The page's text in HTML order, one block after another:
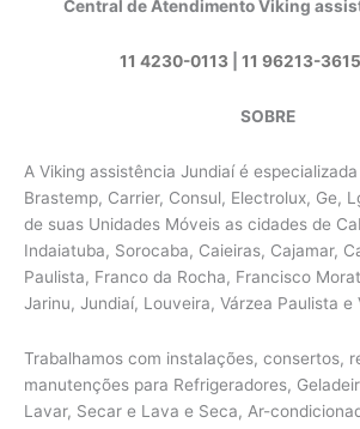
Central de Atendimento Viking
11 4230-0113| 11 96213-3615
SOBRE
A Viking assistência Jundiaí é
Brastemp, Carrier, Consul, Electrolux, Ge,
de suas Unidades Móveis as cidades de
Indaiatuba, Sorocaba, Caieiras, Cajamar,
Paulista, Franco da Rocha, Francisco
Jarinu, Jundiaí, Louveira, Várzea Paulista e
Trabalhamos com instalações, consertos,
manutenções para Refrigeradores,
Lavar, Secar e Lava e Seca, Ar-